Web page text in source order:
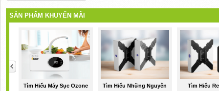
SẢN PHẨM KHUYẾN MÃI
Tìm Hiểu Máy Sục Ozone
Tìm Hiểu Những Nguyên
Tìm Hiểu